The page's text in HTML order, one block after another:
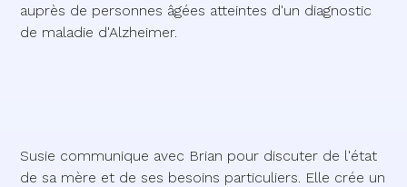
auprès de personnes âgées atteintes d'un diagnostic
de maladie d'Alzheimer.
Susie communique avec Brian pour discuter de l'état
de sa mère et de ses besoins particuliers. Elle crée un